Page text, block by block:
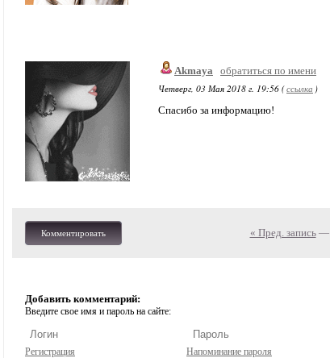
Akmaya
обратиться по имени
Четверг, 03 Мая 2018 г. 19:56 (ссылка )
Спасибо за информацию!
Комментировать « Пред. запись—
Добавить комментарий:
Введите свое имя и пароль на сайте:
Регистрация Напоминание пароля